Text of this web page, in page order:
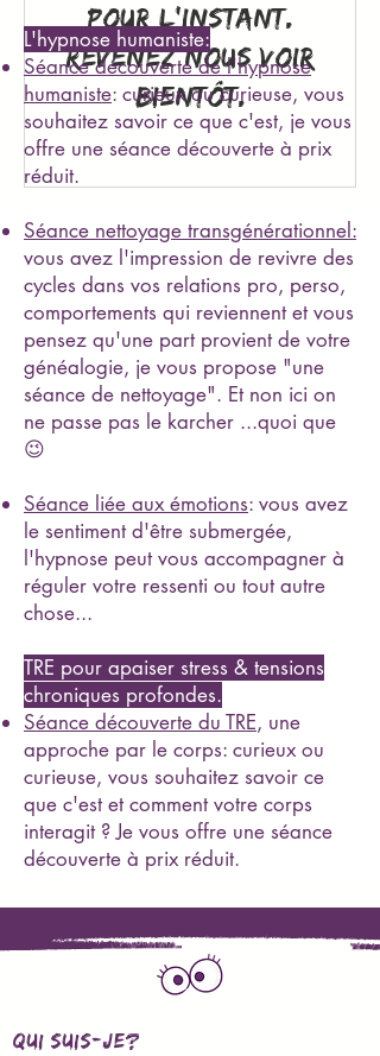
pour l'instant.
Revenez nous voir
bientôt.
L'hypnose humaniste:
Séance découverte de l'hypnose
humaniste: curieux ou curieuse, vous
souhaitez savoir ce que c'est, je vous
offre une séance découverte à prix
réduit.
Séance nettoyage transgénérationnel:
vous avez l'impression de revivre des
cycles dans vos relations pro, perso,
comportements qui reviennent et vous
pensez qu'une part provient de votre
généalogie, je vous propose "une
séance de nettoyage". Et non ici on
ne passe pas le karcher ...quoi que
😉
Séance liée aux émotions: vous avez
le sentiment d'être submergée,
l'hypnose peut vous accompagner à
réguler votre ressenti ou tout autre
chose...
TRE pour apaiser stress & tensions
chroniques profondes.
Séance découverte du TRE, une
approche par le corps: curieux ou
curieuse, vous souhaitez savoir ce
que c'est et comment votre corps
interagit ? Je vous offre une séance
découverte à prix réduit.
QUI SUIS-JE?